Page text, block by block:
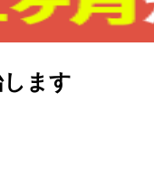
ます